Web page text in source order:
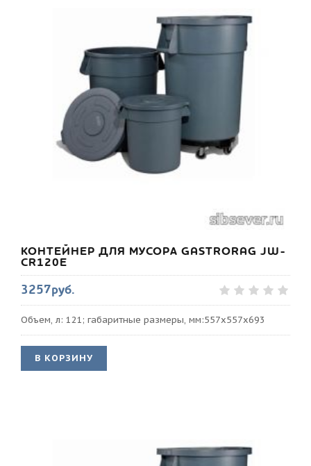
КОНТЕЙНЕР ДЛЯ МУСОРА GASTRORAG JW-
CR120E
3257руб.
Объем, л: 121; габаритные размеры, мм:557х557х693
В КОРЗИНУ